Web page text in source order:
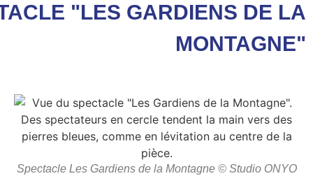
"LES GARDIENS DE LA
MONTAGNE"
Spectacle Les Gardiens de la Montagne © Studio ONYO